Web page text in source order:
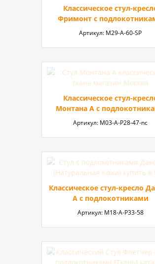
Классическое стул-
Фримонт с
Артикул: M29-А-60-SP
Классическое стул-
Монтана A с
Артикул: М03-A-P28-47-nc
Классическое стул-кресло
А с подлокотниками
Артикул: М18-А-P33-58